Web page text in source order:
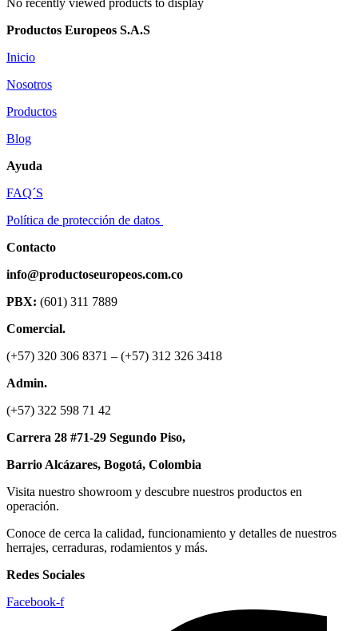
Productos Europeos S.A.S
Inicio
Nosotros
Productos
Blog
Ayuda
FAQ´S
Política de protección de datos
Contacto
info@productoseuropeos.com.co
PBX: (601) 311 7889
Comercial.
(+57) 320 306 8371 – (+57) 312 326 3418
Admin.
(+57) 322 598 71 42
Carrera 28 #71-29 Segundo Piso,
Barrio Alcázares, Bogotá, Colombia
Visita nuestro showroom y descubre nuestros productos en
operación.
Conoce de cerca la calidad, funcionamiento y detalles de nuestros
herrajes, cerraduras, rodamientos y más.
Redes Sociales
Facebook-f